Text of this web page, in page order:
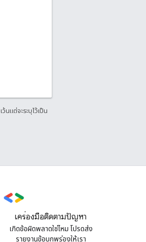
เว้นแต่จะระบุไว้เป็น
เครื่องมือติดตามปัญหา
เกิดข้อผิดพลาดใช่ไหม โปรดส่ง
รายงานข้อบกพร่องให้เรา